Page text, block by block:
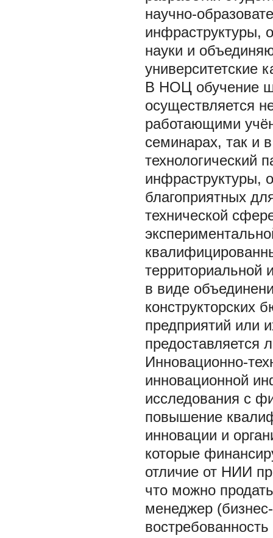
научно-
инфраструктуры,
науки и
университетские
В НОЦ обучение
осуществляется
работающими
семинарах, так и
технологический
инфраструктуры,
благоприятных
технической
территориальной
в виде
конструкторских
предприятий или
предоставляется
Инновационно-
инновационной
исследования с
повышение
инновации и
которые
отличие от НИИ
что можно продать
менеджер